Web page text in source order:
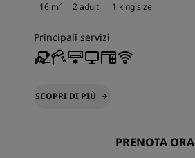
16 m² 2 adulti 1 king size
Principali servizi
SCOPRI DI PIÙ
PRENOTA ORA